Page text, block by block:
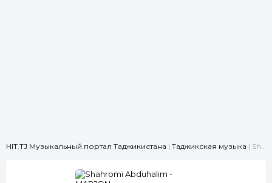
HIT.TJ Музыкальный портал Таджикистана | Таджикская музыка | Shahromi Abduhalim - MARJON